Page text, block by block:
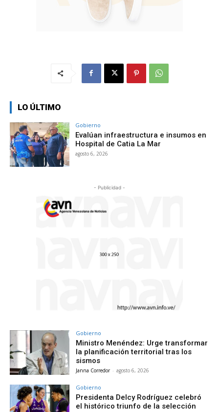
LO ÚLTIMO
Gobierno
Evalúan infraestructura e insumos en
Hospital de Catia La Mar
agosto 6, 2026
- Publicidad -
Gobierno
Ministro Menéndez: Urge transformar
la planificación territorial tras los
sismos
Janna Corredor - agosto 6, 2026
Gobierno
Presidenta Delcy Rodríguez celebró
el histórico triunfo de la selección